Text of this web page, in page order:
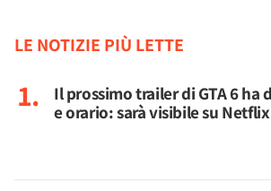
LE NOTIZIE PIÙ LETTE
Il prossimo trailer di GTA 6 ha
e orario: sarà visibile su Netflix